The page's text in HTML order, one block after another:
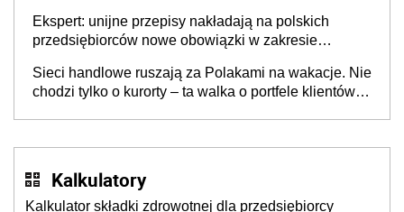
Ekspert: unijne przepisy nakładają na polskich
przedsiębiorców nowe obowiązki w zakresie
Sieci handlowe ruszają za Polakami na wakacje. Nie
chodzi tylko o kurorty – ta walka o portfele klientów
Kalkulatory
Kalkulator składki zdrowotnej dla przedsiębiorcy